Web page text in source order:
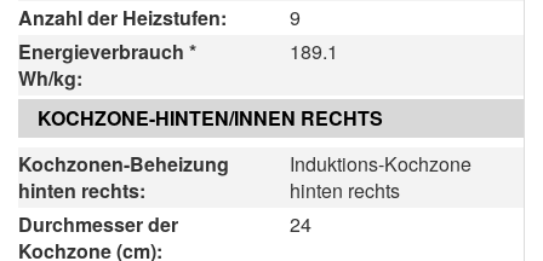
Anzahl der Heizstufen:
9
Energieverbrauch *
Wh/kg:
189.1
KOCHZONE-HINTEN/INNEN RECHTS
Kochzonen-Beheizung
hinten rechts:
Induktions-Kochzone
hinten rechts
Durchmesser der
Kochzone (cm):
24